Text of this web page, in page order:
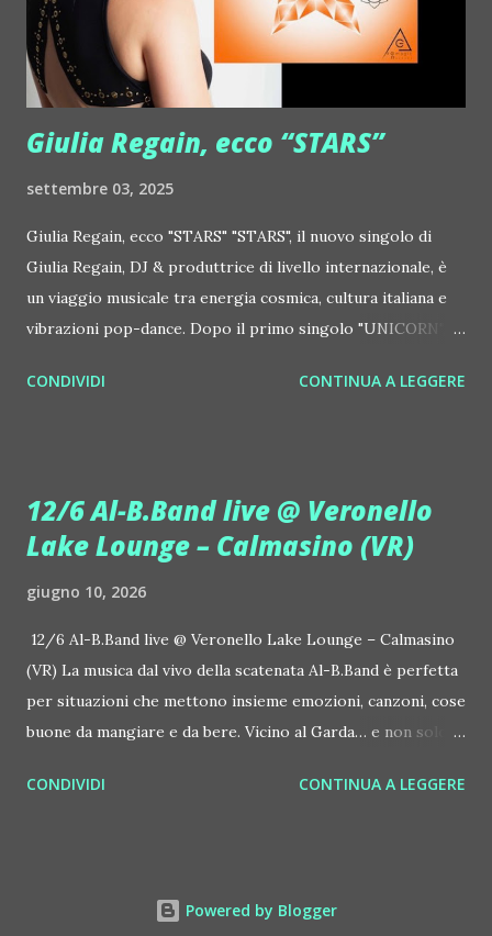
http://www.myspace.com/colorstrip Jon Hopkins ::
http://www.myspace.com/jonhopkins Le Luci della
Centrale Elettrica Loco Dice ::
http://www.myspace.com/locod...
Giulia Regain, ecco “STARS”
settembre 03, 2025
Giulia Regain, ecco "STARS" "STARS", il nuovo singolo di
Giulia Regain, DJ & produttrice di livello internazionale, è
un viaggio musicale tra energia cosmica, cultura italiana e
vibrazioni pop-dance. Dopo il primo singolo "UNICORN",
seconda release intitolata "STARS", interpretata dalla voce
tra Giulia Regain e Dhany, già insieme in precedenti
produzioni come "My Memories" (Universal) e "We Are
connessione universale: un invito a riscoprire la nostra
natura di starseed, figli delle stelle, capaci di portare luce,
creatività ed empatia nel mondo. Con "STARS" Giulia Regain
porta avanti la sua visione musicale che fonde dance
internazionale, a...
CONDIVIDI CONTINUA A LEGGERE
12/6 Al-B.Band live @ Veronello
Lake Lounge – Calmasino (VR)
giugno 10, 2026
12/6 Al-B.Band live @ Veronello Lake Lounge – Calmasino
(VR) La musica dal vivo della scatenata Al-B.Band è perfetta
per situazioni che mettono insieme emozioni, canzoni, cose
buone da mangiare e da bere. Vicino al Garda… e non solo. Il
Calmasino (VR, Via Veronello 7), al fresco. Si ascolta anche la
una volta vissuto, lo si dimentica difficilmente. Per le
CONDIVIDI CONTINUA A LEGGERE
Powered by Blogger